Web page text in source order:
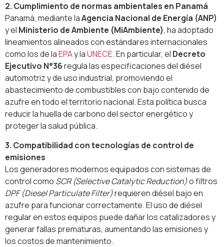
2. Cumplimiento de normas ambientales en Panamá
Panamá, mediante laAgencia Nacional de Energía (ANP)
y el Ministerio de Ambiente (MiAmbiente), ha adoptado
lineamientos alineados con estándares internacionales
como los de laEPAy laUNECE. En particular, el Decreto
Ejecutivo N°36regula las especificaciones del diésel
automotriz y de uso industrial, promoviendo el
abastecimiento de combustibles con bajo contenido de
azufre en todo el territorio nacional. Esta política busca
reducir la huella de carbono del sector energético y
proteger la salud pública.
3. Compatibilidad con tecnologías de control de
emisiones
Los generadores modernos equipados con sistemas de
control como SCR (Selective Catalytic Reduction)o filtros
DPF (Diesel Particulate Filter)requieren diésel bajo en
azufre para funcionar correctamente. El uso de diésel
regular en estos equipos puede dañar los catalizadores y
generar fallas prematuras, aumentando las emisiones y
los costos de mantenimiento.